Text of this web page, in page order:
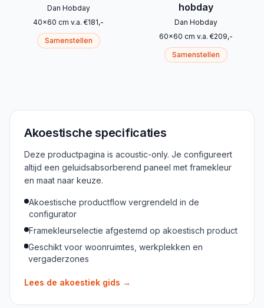
Dan Hobday
40x60 cm v.a. €181,-
Samenstellen
hobday
Dan Hobday
60x60 cm v.a. €209,-
Samenstellen
Akoestische specificaties
Deze productpagina is acoustic-only. Je configureert
altijd een geluidsabsorberend paneel met framekleur
en maat naar keuze.
Akoestische productflow vergrendeld in de
configurator
Framekleurselectie afgestemd op akoestisch product
Geschikt voor woonruimtes, werkplekken en
vergaderzones
Lees de akoestiek gids →